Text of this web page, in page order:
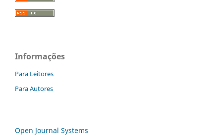
Informações
Para Leitores
Para Autores
Open Journal Systems